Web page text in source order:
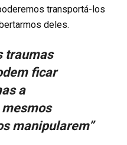
transportá-los
deles.
traumas
ficar
a
manipularem”